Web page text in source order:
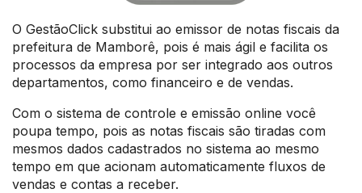
O GestãoClick substitui ao emissor de notas fiscais da
prefeitura de Mamborê, pois é mais ágil e facilita os
processos da empresa por ser integrado aos outros
departamentos, como financeiro e de vendas.
Com o sistema de controle e emissão online você
poupa tempo, pois as notas fiscais são tiradas com
mesmos dados cadastrados no sistema ao mesmo
tempo em que acionam automaticamente fluxos de
vendas e contas a receber.